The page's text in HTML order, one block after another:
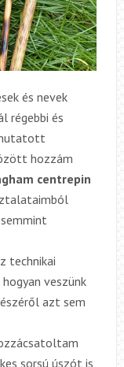
és nevek
régebbi és
hozzám
centrepin
technikai
veszünk
azt sem
sorsú úszót is